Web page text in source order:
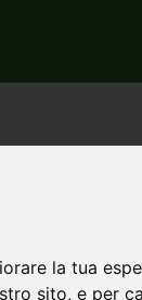
la tua
sito, e per